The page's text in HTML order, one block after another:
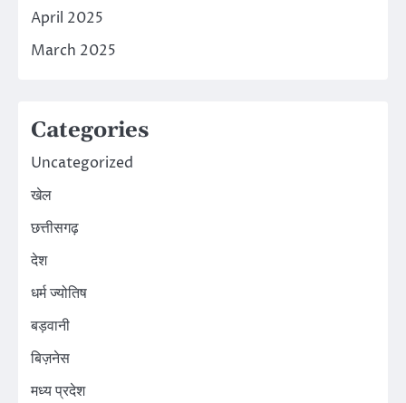
April 2025
March 2025
Categories
Uncategorized
खेल
छत्तीसगढ़
देश
धर्म ज्योतिष
बड़वानी
बिज़नेस
मध्य प्रदेश